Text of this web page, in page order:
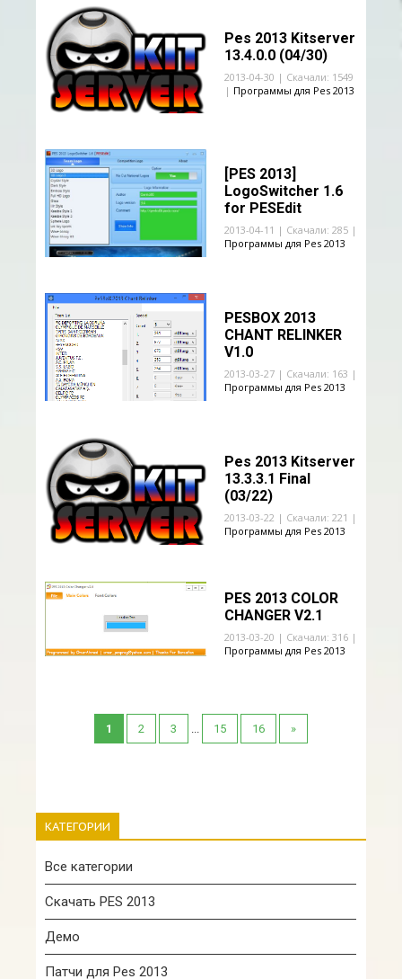
Pes 2013 Kitserver
13.4.0.0 (04/30)
2013-04-30 | Скачали: 1549
| Программы для Pes 2013
[PES 2013]
LogoSwitcher 1.6
for PESEdit
2013-04-11 | Скачали: 285 |
Программы для Pes 2013
PESBOX 2013
CHANT RELINKER
V1.0
2013-03-27 | Скачали: 163 |
Программы для Pes 2013
Pes 2013 Kitserver
13.3.3.1 Final
(03/22)
2013-03-22 | Скачали: 221 |
Программы для Pes 2013
PES 2013 COLOR
CHANGER V2.1
2013-03-20 | Скачали: 316 |
Программы для Pes 2013
1 2 3 ... 15 16 »
КАТЕГОРИИ
Все категории
Скачать PES 2013
Демо
Патчи для Pes 2013